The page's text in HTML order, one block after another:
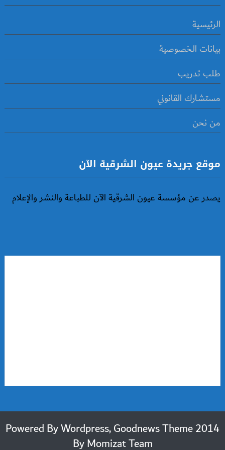
الرئيسية
بيانات الخصوصية
طلب تدريب
مستشارك القانوني
من نحن
موقع جريدة عيون الشرقية الآن
يصدر عن مؤسسة عيون الشرقية الآن للطباعة والنشر والإعلام
2014 Powered By Wordpress, Goodnews Theme
ByMomizat Team